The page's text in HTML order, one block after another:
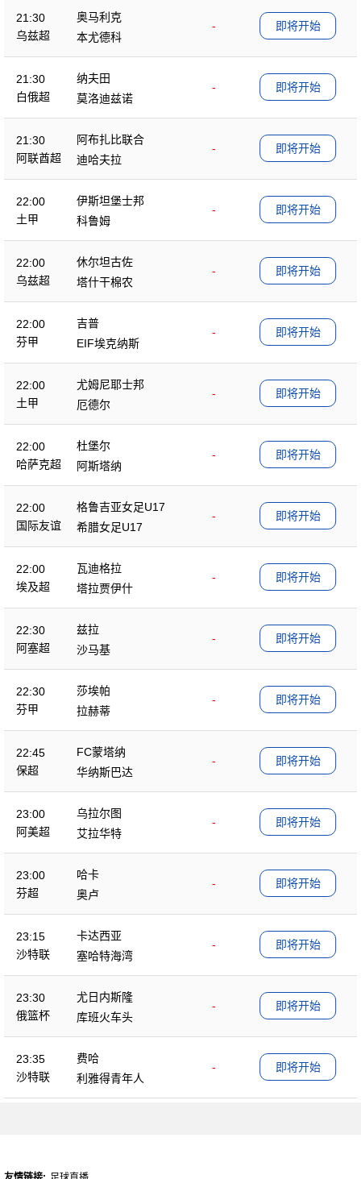
21:30
乌兹超
奥马利克
-
本尤德科
即将开始
21:30
白俄超
纳夫田
-
莫洛迪兹诺
即将开始
21:30
阿联酋超
阿布扎比联合
-
迪哈夫拉
即将开始
22:00
土甲
伊斯坦堡士邦
-
科鲁姆
即将开始
22:00
乌兹超
休尔坦古佐
-
塔什干棉农
即将开始
22:00
芬甲
吉普
-
EIF埃克纳斯
即将开始
22:00
土甲
尤姆尼耶士邦
-
厄德尔
即将开始
22:00
哈萨克超
杜堡尔
-
阿斯塔纳
即将开始
22:00
国际友谊
格鲁吉亚女足U17
-
希腊女足U17
即将开始
22:00
埃及超
瓦迪格拉
-
塔拉贾伊什
即将开始
22:30
阿塞超
兹拉
-
沙马基
即将开始
22:30
芬甲
莎埃帕
-
拉赫蒂
即将开始
22:45
保超
FC蒙塔纳
-
华纳斯巴达
即将开始
23:00
阿美超
乌拉尔图
-
艾拉华特
即将开始
23:00
芬超
哈卡
-
奥卢
即将开始
23:15
沙特联
卡达西亚
-
塞哈特海湾
即将开始
23:30
俄篮杯
尤日内斯隆
-
库班火车头
即将开始
23:35
沙特联
费哈
-
利雅得青年人
即将开始